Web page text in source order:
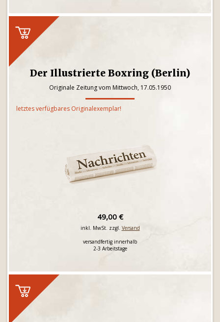
Der Illustrierte Boxring (Berlin)
Originale Zeitung vom Mittwoch, 17.05.1950
letztes verfügbares Originalexemplar!
49,00 €
inkl. MwSt. zzgl. Versand
versandfertig innerhalb
2-3 Arbeitstage